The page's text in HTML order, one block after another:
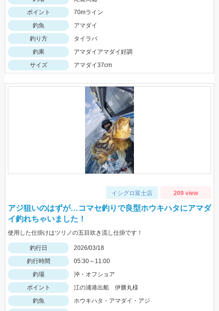
ポイント
70mライン
釣魚
アマダイ
釣り方
タイラバ
釣果
アマダイアマダイ好調
サイズ
アマダイ37cm
イシグロ富士店 209 view
アジ狙いのはずが…コマセ釣りで良型ホウキハタにアマダ
イ釣れちゃいました！
使用した仕掛けはツリノの五目吹き流し仕掛です！
釣行日
2026/03/18
釣行時間
05:30～11:00
釣場
沖・オフショア
ポイント
江の浦港出船 伊勝丸様
釣魚
ホウキハタ・アマダイ・アジ